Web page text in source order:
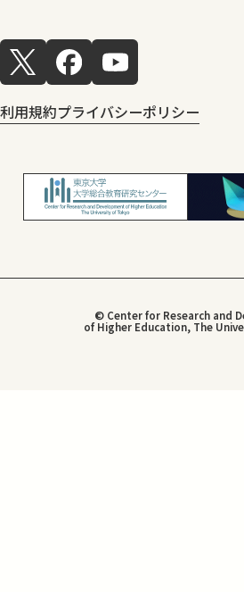
利用規約プライバシーポリシー
© Center for Research and
of Higher Education, The